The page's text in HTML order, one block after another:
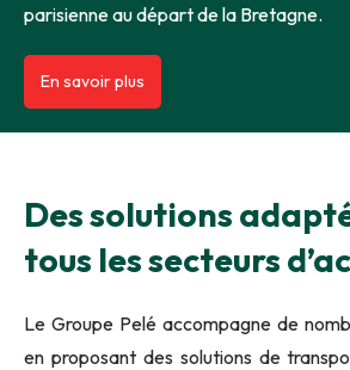
parisienne au départ de la Bretagne.
En savoir plus
Des solutions
tous les secteurs
Le Groupe Pelé accompagne de
en proposant des solutions de